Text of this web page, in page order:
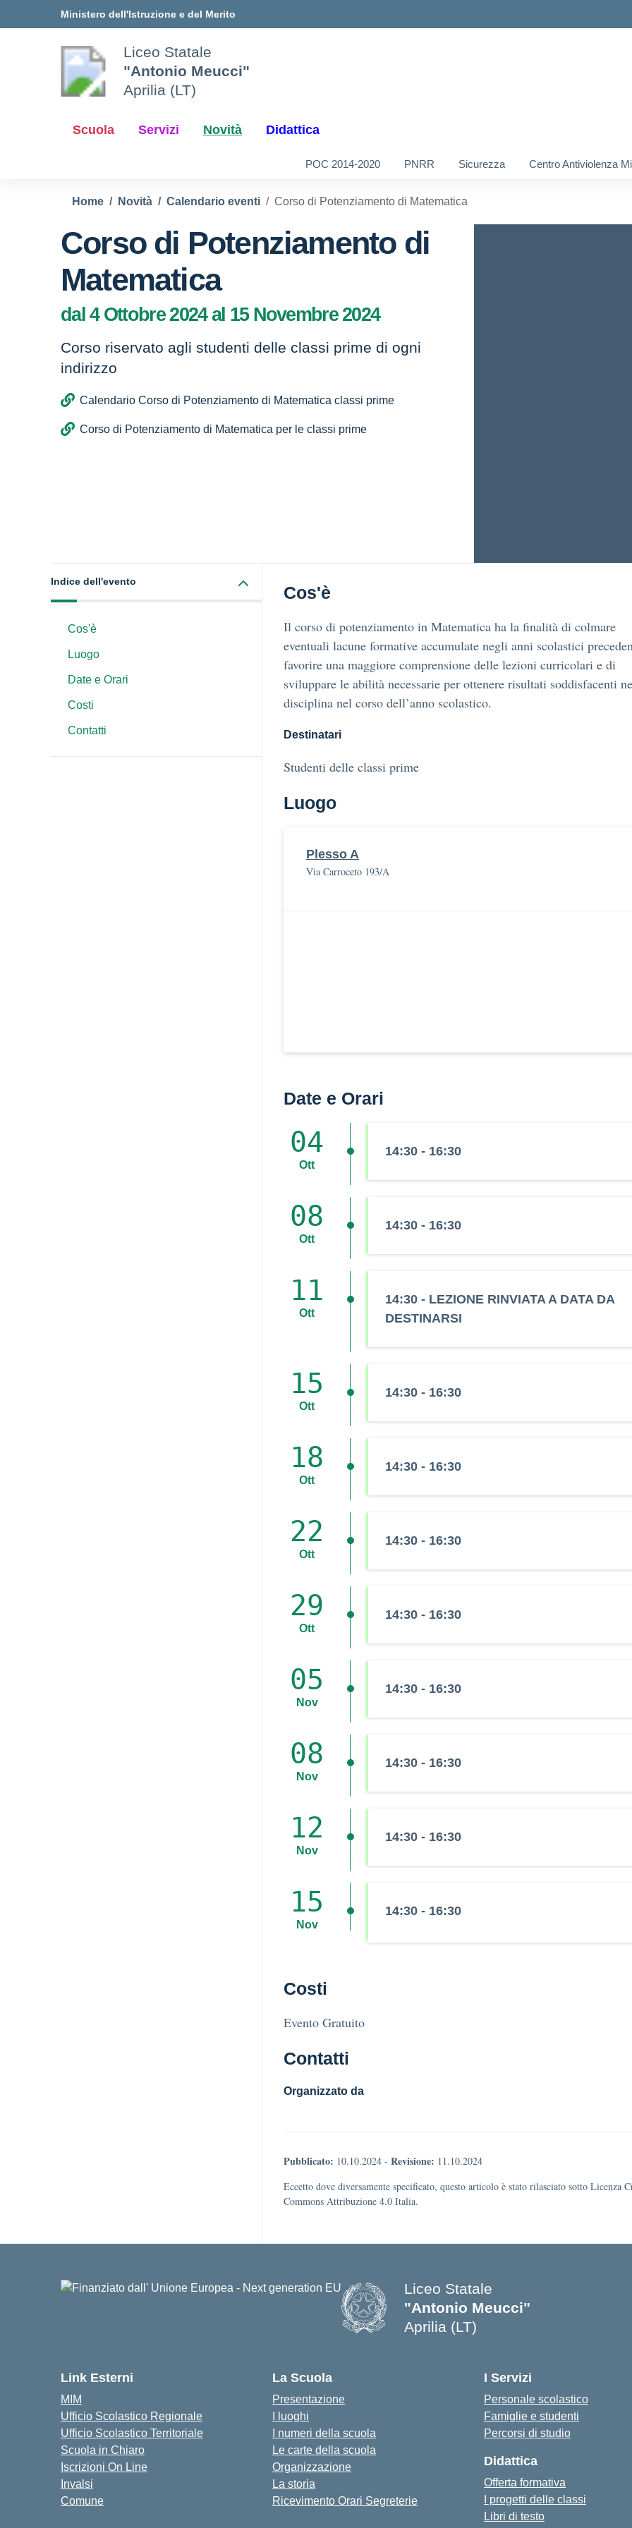
Ministero dell'Istruzione e del Merito
Liceo Statale
"Antonio Meucci"
Aprilia (LT)
Scuola Servizi Novità Didattica
POC 2014-2020 PNRR Sicurezza Centro Antiviolenza
Home Novità Calendario eventi Corso di Potenziamento di Matematica
Corso di Potenziamento di
Matematica
dal 4 Ottobre 2024 al 15 Novembre 2024
Corso riservato agli studenti delle classi prime di ogni
indirizzo
Calendario Corso di Potenziamento di Matematica classi prime
Corso di Potenziamento di Matematica per le classi prime
Indice dell'evento
Cos'è
Luogo
Date e Orari
Costi
Contatti
Cos'è
Il corso di potenziamento in Matematica ha la finalità di colmare
eventuali lacune formative accumulate negli anni scolastici
favorire una maggiore comprensione delle lezioni curricolari e di
sviluppare le abilità necessarie per ottenere risultati soddisfacenti
disciplina nel corso dell’anno scolastico.
Destinatari
Studenti delle classi prime
Luogo
Plesso A
Via Carroceto 193/A
Date e Orari
14:30 - 16:30
04
Ott
14:30 - 16:30
08
Ott
14:30 - LEZIONE RINVIATA A DATA DA
DESTINARSI
11
Ott
14:30 - 16:30
15
Ott
14:30 - 16:30
18
Ott
14:30 - 16:30
22
Ott
14:30 - 16:30
29
Ott
14:30 - 16:30
05
Nov
14:30 - 16:30
08
Nov
14:30 - 16:30
12
Nov
14:30 - 16:30
15
Nov
Costi
Evento Gratuito
Contatti
Organizzato da
Pubblicato: 10.10.2024 - Revisione: 11.10.2024
Eccetto dove diversamente specificato, questo articolo è stato rilasciato sotto Licenza
Commons Attribuzione 4.0 Italia.
Liceo Statale
"Antonio Meucci"
Aprilia (LT)
Link Esterni
MIM
Ufficio Scolastico Regionale
Ufficio Scolastico Territoriale
Scuola in Chiaro
Iscrizioni On Line
Invalsi
Comune
La Scuola
Presentazione
I luoghi
I numeri della scuola
Le carte della scuola
Organizzazione
La storia
Ricevimento Orari Segreterie
I Servizi
Personale scolastico
Famiglie e studenti
Percorsi di studio
Didattica
Offerta formativa
I progetti delle classi
Libri di testo